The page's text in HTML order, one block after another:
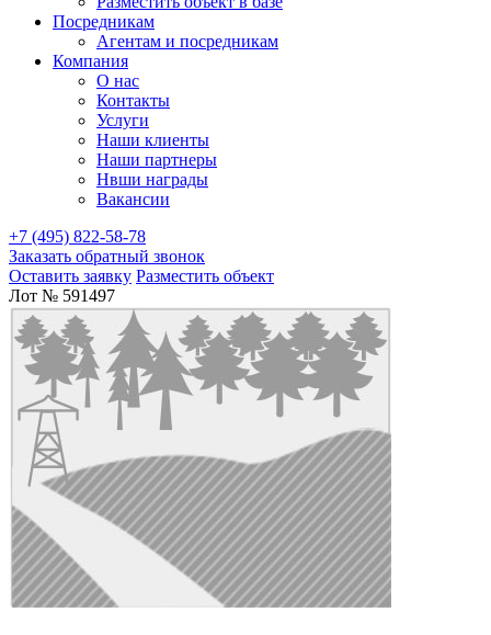
Посредникам
Агентам и посредникам
Компания
О нас
Контакты
Услуги
Наши клиенты
Наши партнеры
Нвши награды
Вакансии
+7 (495) 822-58-78
Заказать обратный звонок
Оставить заявку Разместить объект
Лот № 591497